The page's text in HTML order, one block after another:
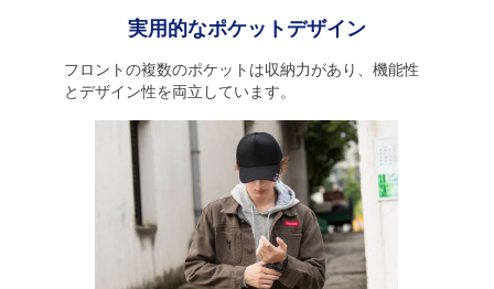
実用的なポケットデザイン
フロントの複数のポケットは収納力があり、機能性
とデザイン性を両立しています。